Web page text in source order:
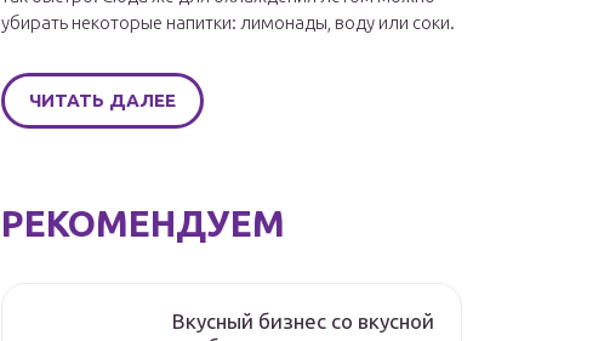
убирать некоторые напитки: лимонады, воду или соки.
ЧИТАТЬ ДАЛЕЕ
РЕКОМЕНДУЕМ
Вкусный бизнес со вкусной